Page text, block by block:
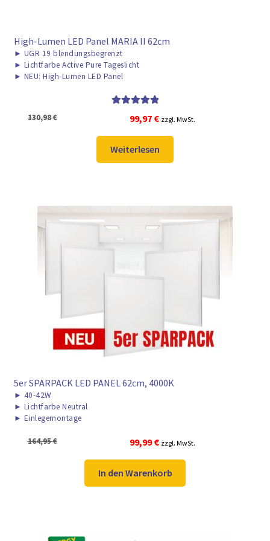
High-Lumen LED Panel MARIA II 62cm
► UGR 19 blendungsbegrenzt
► Lichtfarbe Active Pure Tageslicht
► NEU: High-Lumen LED Panel
von 5
130,98€
Ursprünglicher
war:
130,98 €
99,97 €Aktueller
ist:
99,97 €.
zzgl. MwSt.
Weiterlesen
5er SPARPACK LED PANEL 62cm, 4000K
► 40-42W
► Lichtfarbe Neutral
► Einlegemontage
164,95€
Ursprünglicher
war:
164,95 €
99,99€Aktueller
ist:
99,99 €.
zzgl. MwSt.
In den Warenkorb